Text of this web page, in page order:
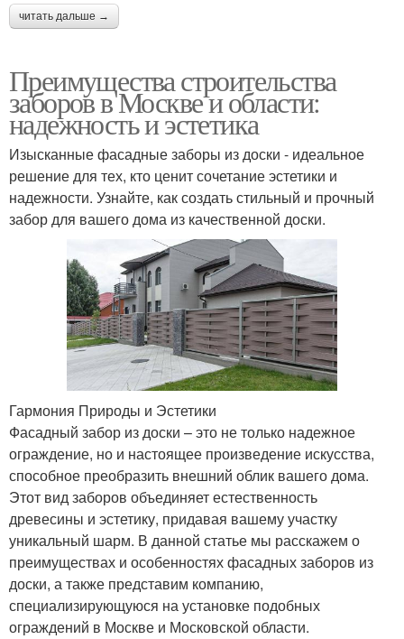
читать дальше →
Преимущества строительства
заборов в Москве и области:
надежность и эстетика
Изысканные фасадные заборы из доски - идеальное
решение для тех, кто ценит сочетание эстетики и
надежности. Узнайте, как создать стильный и прочный
забор для вашего дома из качественной доски.
Гармония Природы и Эстетики
Фасадный забор из доски – это не только надежное
ограждение, но и настоящее произведение искусства,
способное преобразить внешний облик вашего дома.
Этот вид заборов объединяет естественность
древесины и эстетику, придавая вашему участку
уникальный шарм. В данной статье мы расскажем о
преимуществах и особенностях фасадных заборов из
доски, а также представим компанию,
специализирующуюся на установке подобных
ограждений в Москве и Московской области.